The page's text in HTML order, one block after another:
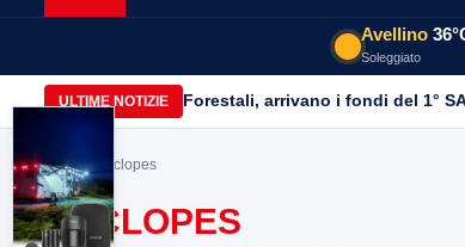
Avellino
Soleggiato
ULTIME NOTIZIE Forestali, arrivano i fondi del 1°
Home> cyclopes
CYCLOPES